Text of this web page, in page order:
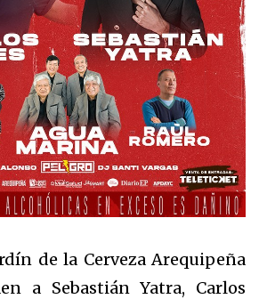
de la Cerveza Arequipeña
a Sebastián Yatra, Carlos